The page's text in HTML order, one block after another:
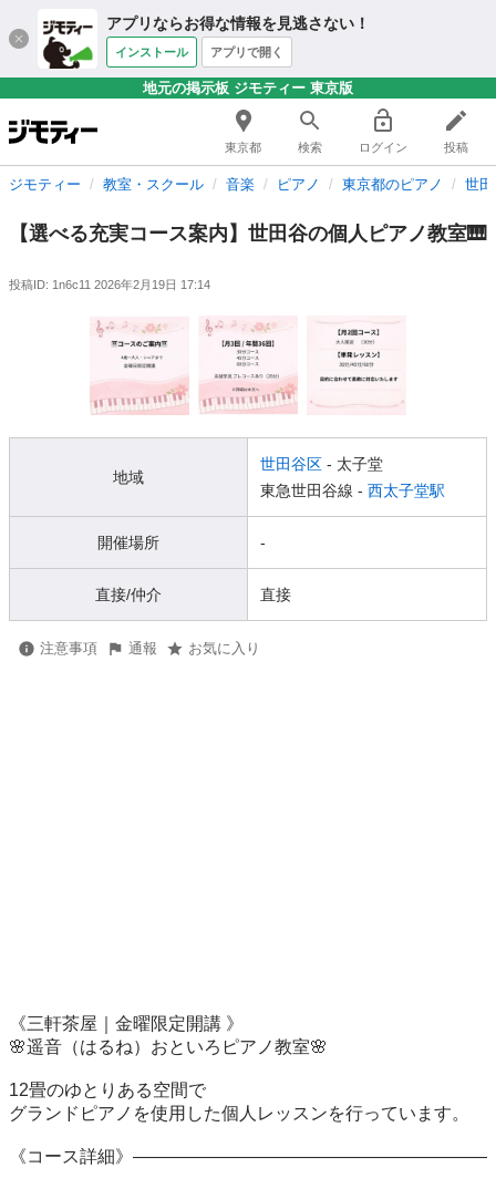
アプリならお得な情報を見逃さない！
インストール アプリで開く
地元の掲示板 ジモティー 東京版
東京都 検索 ログイン 投稿
ジモティー 教室・スクール 音楽 ピアノ 東京都のピアノ 世
【選べる充実コース案内】世田谷の個人ピアノ教室🎹
投稿ID: 1n6c11 2026年2月19日 17:14
地域
世田谷区 - 太子堂
東急世田谷線 - 西太子堂駅
開催場所 -
直接/仲介 直接
注意事項 通報 お気に入り
《三軒茶屋｜金曜限定開講 》
🌸遥音（はるね）おといろピアノ教室🌸
12畳のゆとりある空間で
グランドピアノを使用した個人レッスンを行っています。
《コース詳細》————————————————————